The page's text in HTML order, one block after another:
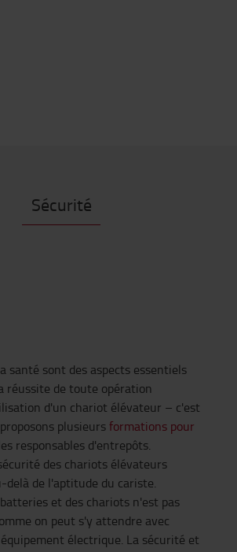
Sécurité
santé sont des aspects essentiels
réussite de toute opération
d'un chariot élévateur – c'est
plusieursformations pour
responsables d'entrepôts.
des chariots élévateurs
delà de l'aptitude du cariste.
et des chariots n'est pas
on peut s'y attendre avec
électrique. La sécurité et